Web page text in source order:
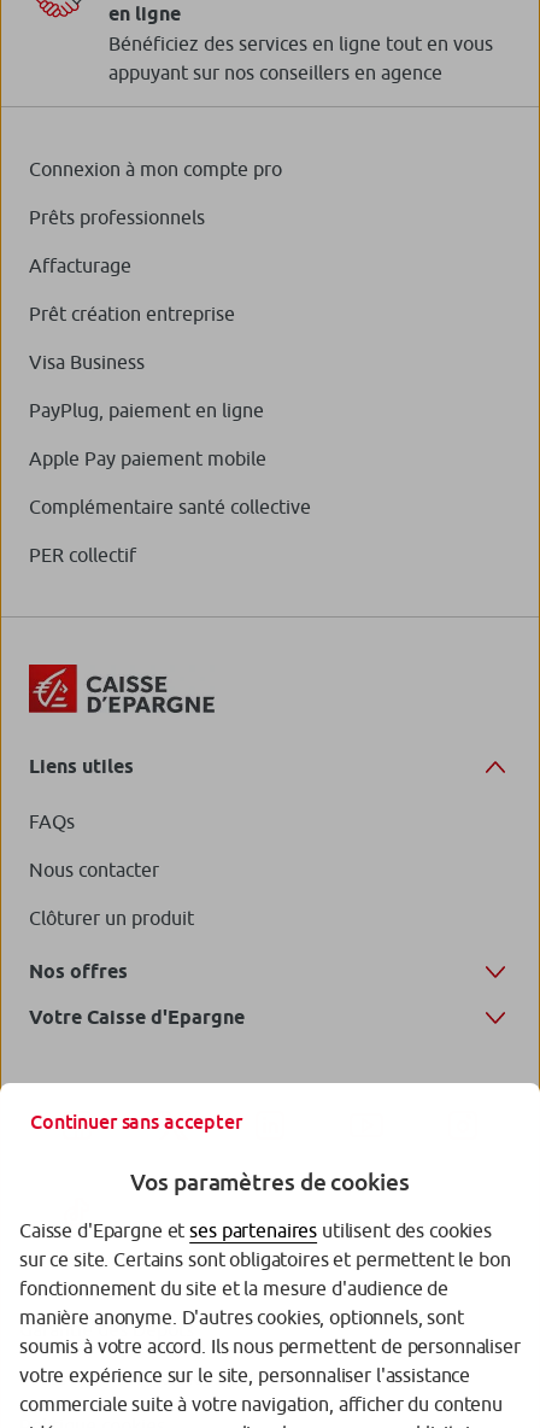
en ligne
Bénéficiez des services en ligne tout en vous
appuyant sur nos conseillers en agence
Connexion à mon compte pro
Prêts professionnels
Affacturage
Prêt création entreprise
Visa Business
PayPlug, paiement en ligne
Apple Pay paiement mobile
Complémentaire santé collective
PER collectif
Liens utiles
FAQs
Nous contacter
Clôturer un produit
Nos offres
Votre Caisse d'Epargne
Garantie des Dépôts
Protection des données personnelles
Continuer sans accepter
Vos paramètres de cookies
Caisse d'Epargne etses partenaires utilisent des cookies
sur ce site. Certains sont obligatoires et permettent le bon
fonctionnement du site et la mesure d'audience de
manière anonyme. D'autres cookies, optionnels, sont
soumis à votre accord. Ils nous permettent de personnaliser
votre expérience sur le site, personnaliser l'assistance
commerciale suite à votre navigation, afficher du contenu